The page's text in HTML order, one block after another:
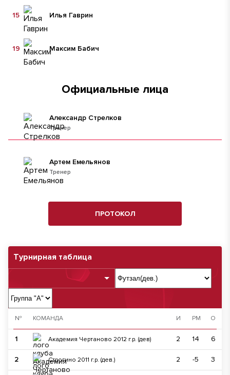
Турнирная таблица
№ КОМАНДА И РМ О
1 Академия Чертаново 2012 г.р. (дев) 2 14 6
2 Строгино 2011 г.р. (дев.) 2 -5 3
Илья Гаврин
15
Максим Бабич
19
Официальные лица
Тренер
Александр Стрелков
Тренер
Артем Емельянов
ПРОТОКОЛ